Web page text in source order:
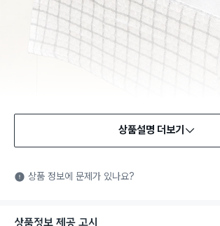
상품설명 더보기
상품 정보에 문제가 있나요?
상품정보 제공 고시